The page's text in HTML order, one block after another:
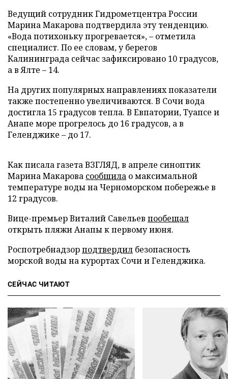
Ведущий сотрудник Гидрометцентра России
Марина Макарова подтвердила эту тенденцию.
«Вода потихоньку прогревается», – отметила
специалист. По ее словам, у берегов
Калининграда сейчас зафиксировано 10 градусов,
а в Ялте – 14.
На других популярных направлениях показатели
также постепенно увеличиваются. В Сочи вода
достигла 15 градусов тепла. В Евпатории, Туапсе и
Анапе море прогрелось до 16 градусов, а в
Геленджике – до 17.
Как писала газета ВЗГЛЯД, в апреле синоптик
Марина Макарова сообщила о максимальной
температуре воды на Черноморском побережье в
12 градусов.
Вице-премьер Виталий Савельев пообещал
открыть пляжи Анапы к первому июня.
Роспотребнадзорподтвердил безопасность
морской воды на курортах Сочи и Геленджика.
СЕЙЧАС ЧИТАЮТ